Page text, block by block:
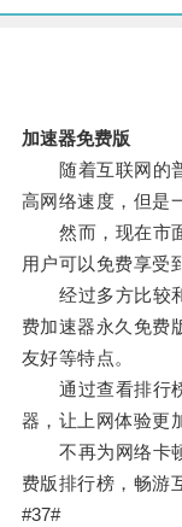
加速器免费版
随着互联网的普
高网络速度，但是
然而，现在市面
用户可以免费享受
经过多方比较和
费加速器永久免费
友好等特点。
通过查看排行榜
器，让上网体验更
不再为网络卡顿
费版排行榜，畅游
#37#